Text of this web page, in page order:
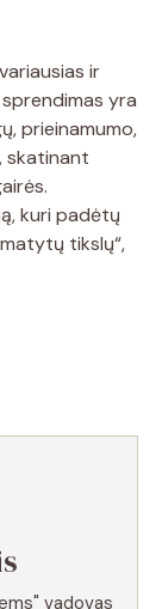
ir
yra
prieinamumo,
skatinant
kuri padėtų
tikslų“,
vadovas